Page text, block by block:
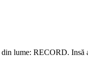
lume: RECORD. Insă